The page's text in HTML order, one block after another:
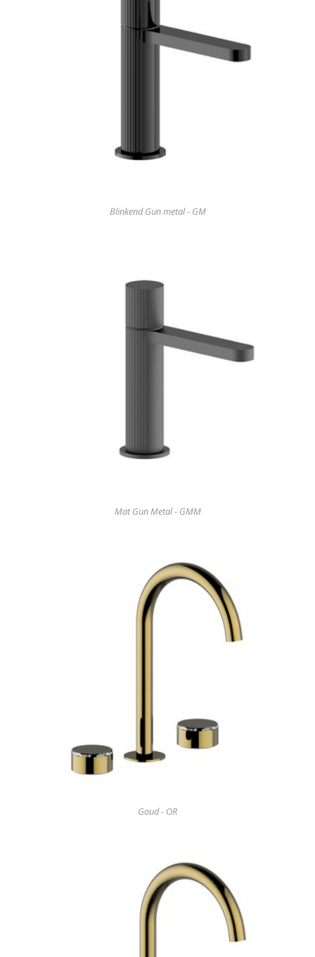
Blinkend Gun metal - GM
Mat Gun Metal - GMM
Goud - OR